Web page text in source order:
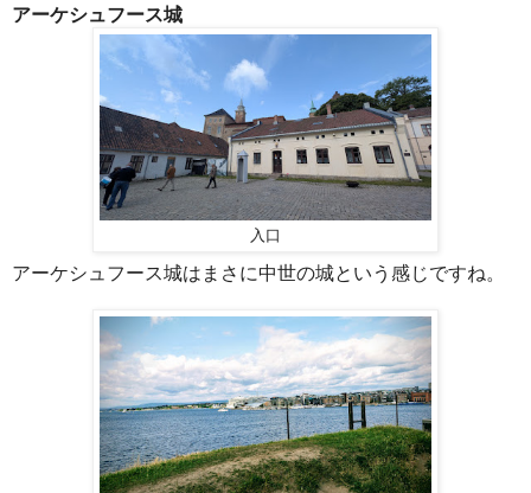
アーケシュフース城
入口
アーケシュフース城はまさに中世の城という感じですね。